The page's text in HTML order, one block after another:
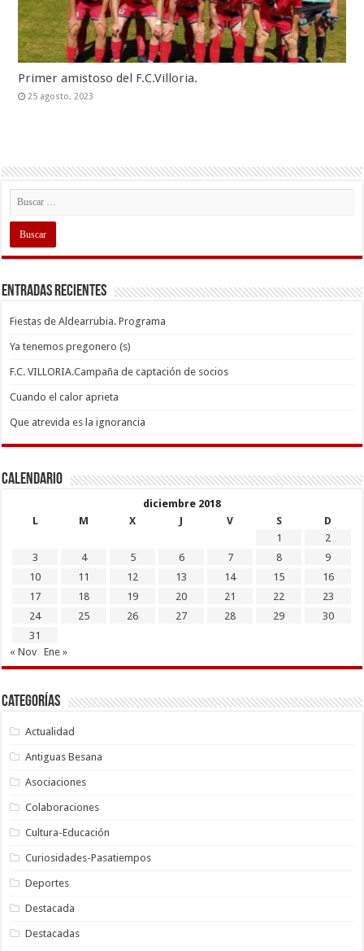
Primer amistoso del F.C.Villoria.
25 agosto, 2023
Entradas recientes
Fiestas de Aldearrubia. Programa
Ya tenemos pregonero (s)
F.C. VILLORIA.Campaña de captación de socios
Cuando el calor aprieta
Que atrevida es la ignorancia
Calendario
diciembre 2018
L
M X J V S
D
1
2
3
4 5 6 7 8
9
10
11 12 13 14 15
16
17
18 19 20 21 22
23
24
25 26 27 28 29
30
31
« Nov
Ene »
Categorías
Actualidad
Antiguas Besana
Asociaciones
Colaboraciones
Cultura-Educación
Curiosidades-Pasatiempos
Deportes
Destacada
Destacadas